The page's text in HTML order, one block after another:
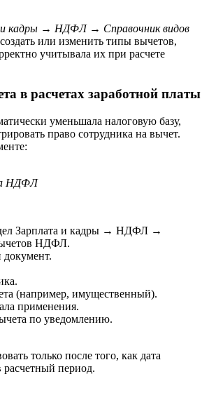
и кадры → НДФЛ → Справочник видов
или изменить типы вычетов,
учитывала их при расчете
в расчетах заработной платы
уменьшала налоговую базу,
право сотрудника на вычет.
НДФЛ
Зарплата и кадры → НДФЛ →
НДФЛ.
документ.
(например, имущественный).
применения.
по уведомлению.
только после того, как дата
расчетный период.